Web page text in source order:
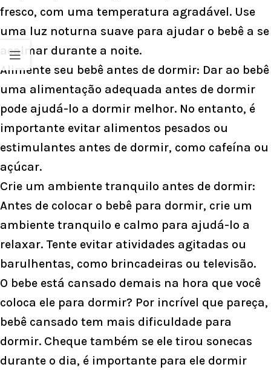
fresco, com uma temperatura agradável. Use
uma luz noturna suave para ajudar o bebê a se
acalmar durante a noite.
Alimente seu bebê antes de dormir: Dar ao bebê
uma alimentação adequada antes de dormir
pode ajudá-lo a dormir melhor. No entanto, é
importante evitar alimentos pesados ou
estimulantes antes de dormir, como cafeína ou
açúcar.
Crie um ambiente tranquilo antes de dormir:
Antes de colocar o bebê para dormir, crie um
ambiente tranquilo e calmo para ajudá-lo a
relaxar. Tente evitar atividades agitadas ou
barulhentas, como brincadeiras ou televisão.
O bebe está cansado demais na hora que você
coloca ele para dormir? Por incrível que pareça,
bebê cansado tem mais dificuldade para
dormir. Cheque também se ele tirou sonecas
durante o dia, é importante para ele dormir